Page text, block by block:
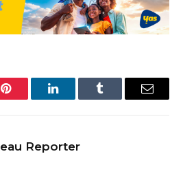
Pinterest LinkedInTumblr Email
Reporter